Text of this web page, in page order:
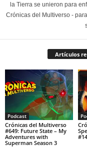
la Tierra se unieron para
Crónicas del Multiverso -
Artículos
Podcast
Crónicas del Multiverso
#649: Future State – My
Adventures with
Superman Season 3